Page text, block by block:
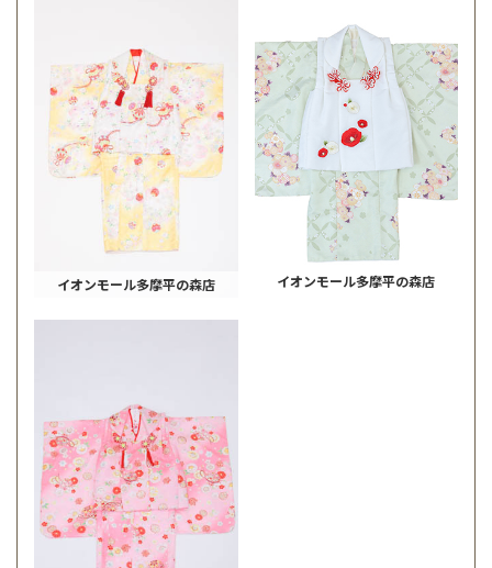
イオンモール多摩平の森店 イオンモール多摩平の森店